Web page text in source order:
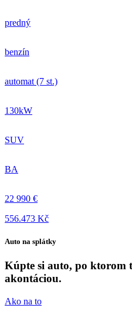
predný
benzín
automat (7 st.)
130kW
SUV
BA
22 990 €
556.473 Kč
Auto na splátky
Kúpte si auto, po ktorom
akontáciou.
Ako na to